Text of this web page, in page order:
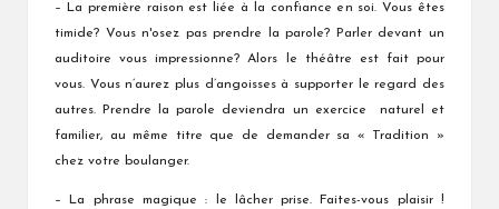
– La première raison est liée à la confiance en soi. Vous êtes
timide? Vous n'osez pas prendre la parole? Parler devant un
auditoire vous impressionne? Alors le théâtre est fait pour
vous. Vous n’aurez plus d’angoisses à supporter le regard des
autres. Prendre la parole deviendra un exercice naturel et
familier, au même titre que de demander sa « Tradition »
chez votre boulanger.
– La phrase magique : le lâcher prise. Faites-vous plaisir !